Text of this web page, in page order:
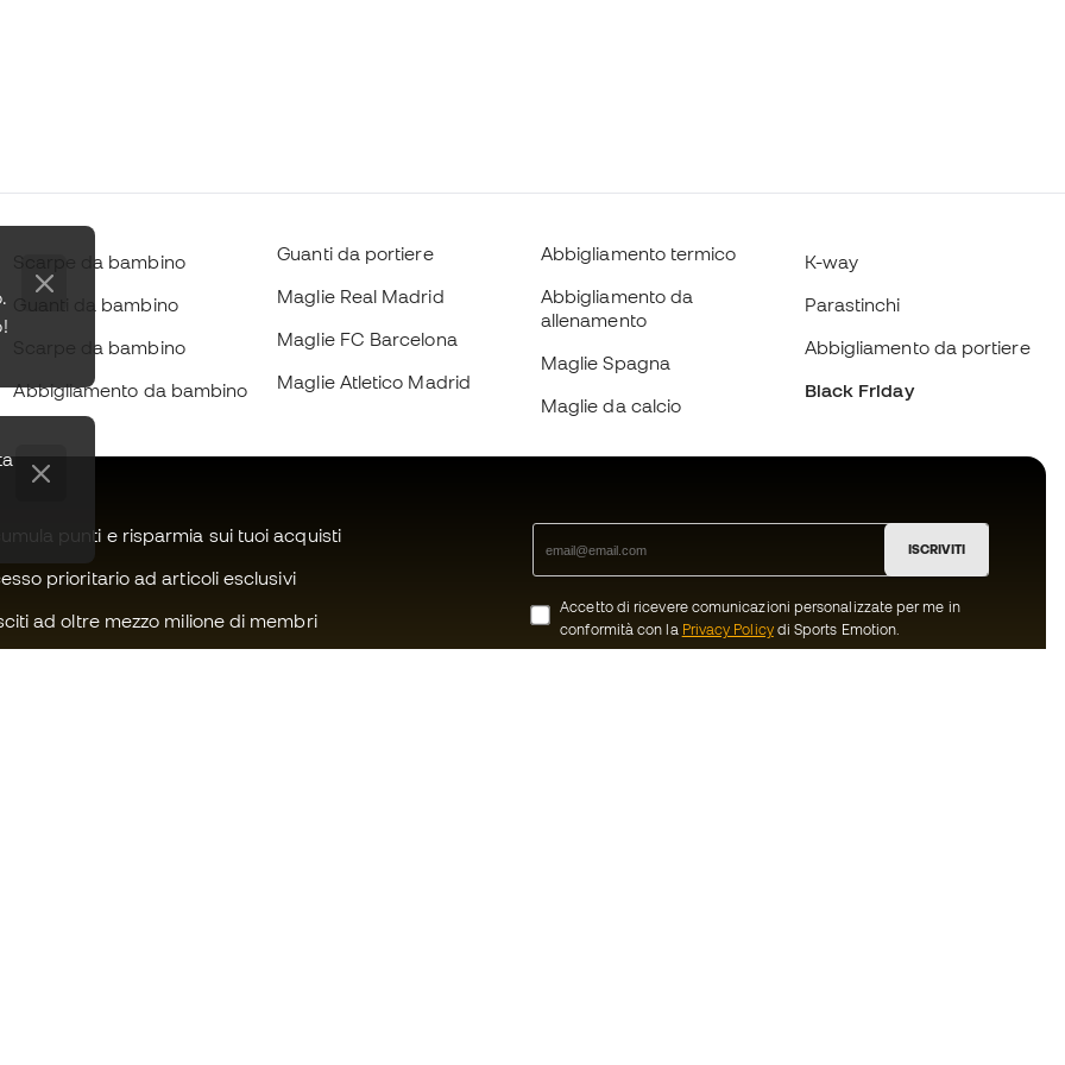
Scarpe da bambino
Guanti da bambino
Scarpe da bambino
Abbigliamento da bambino
Guanti da portiere
Maglie Real Madrid
Maglie FC Barcelona
Maglie Atletico Madrid
Abbigliamento termico
Abbigliamento da
allenamento
Maglie Spagna
Maglie da calcio
K-way
Parastinchi
Abbigliamento da portiere
Black Friday
punti e risparmia sui tuoi acquisti
prioritario ad articoli esclusivi
ad oltre mezzo milione di membri
ISCRIVITI
Accetto di ricevere comunicazioni personalizzate per me in
conformità con la Privacy Policydi Sports Emotion.